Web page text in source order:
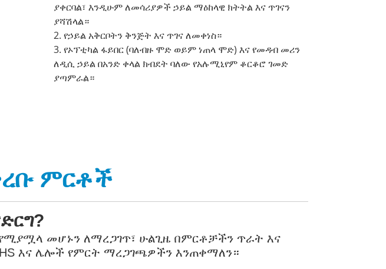
ያቀርባል፣ እንዲሁም ለመሳሪያዎች ኃይል ማዕከላዊ ክትትል እና ጥገናን
ያሻሽላል።
2. የኃይል አቅርቦትን ቅንጅት እና ጥገና ለመቀነስ።
3. የኦፕቲካል ፋይበር (ባለብዙ ሞድ ወይም ነጠላ ሞድ) እና የመዳብ መሪን
ለዲሲ ኃይል በአንድ ቀላል ክብደት ባለው የአሉሚኒየም ቆርቆሮ ገመድ
ያጣምራል።
ምርቶች
መሆኑን ለማረጋገጥ፣ ሁልጊዜ በምርቶቻችን ጥራት እና
እና ሌሎች የምርት ማረጋገጫዎችን እንጠቀማለን።